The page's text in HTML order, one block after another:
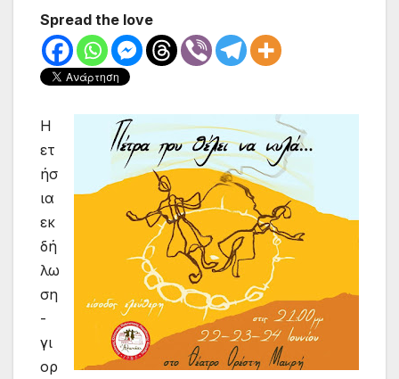
Spread the love
Η
ετ
ήσ
ια
εκ
δή
λω
ση
-
γι
ορ